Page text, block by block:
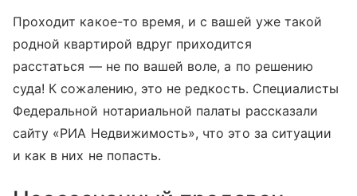
Проходит какое-то время, и с вашей уже такой
родной квартирой вдруг приходится
расстаться — не по вашей воле, а по решению
суда! К сожалению, это не редкость. Специалисты
Федеральной нотариальной палаты рассказали
сайту «РИА Недвижимость», что это за ситуации
и как в них не попасть.